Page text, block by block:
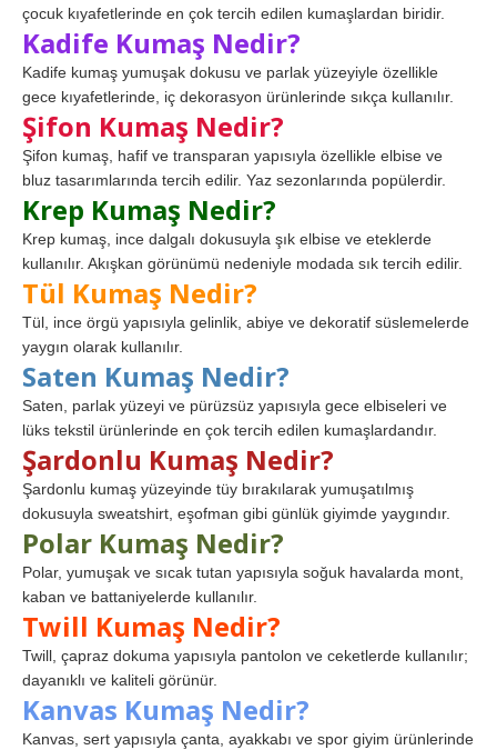
çocuk kıyafetlerinde en çok tercih edilen kumaşlardan biridir.
Kadife Kumaş Nedir?
Kadife kumaş yumuşak dokusu ve parlak yüzeyiyle özellikle
gece kıyafetlerinde, iç dekorasyon ürünlerinde sıkça kullanılır.
Şifon Kumaş Nedir?
Şifon kumaş, hafif ve transparan yapısıyla özellikle elbise ve
bluz tasarımlarında tercih edilir. Yaz sezonlarında popülerdir.
Krep Kumaş Nedir?
Krep kumaş, ince dalgalı dokusuyla şık elbise ve eteklerde
kullanılır. Akışkan görünümü nedeniyle modada sık tercih edilir.
Tül Kumaş Nedir?
Tül, ince örgü yapısıyla gelinlik, abiye ve dekoratif süslemelerde
yaygın olarak kullanılır.
Saten Kumaş Nedir?
Saten, parlak yüzeyi ve pürüzsüz yapısıyla gece elbiseleri ve
lüks tekstil ürünlerinde en çok tercih edilen kumaşlardandır.
Şardonlu Kumaş Nedir?
Şardonlu kumaş yüzeyinde tüy bırakılarak yumuşatılmış
dokusuyla sweatshirt, eşofman gibi günlük giyimde yaygındır.
Polar Kumaş Nedir?
Polar, yumuşak ve sıcak tutan yapısıyla soğuk havalarda mont,
kaban ve battaniyelerde kullanılır.
Twill Kumaş Nedir?
Twill, çapraz dokuma yapısıyla pantolon ve ceketlerde kullanılır;
dayanıklı ve kaliteli görünür.
Kanvas Kumaş Nedir?
Kanvas, sert yapısıyla çanta, ayakkabı ve spor giyim ürünlerinde